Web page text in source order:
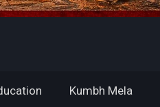
Kumbh Mela